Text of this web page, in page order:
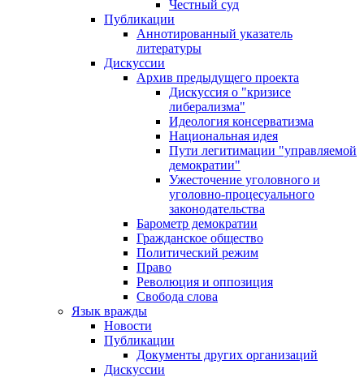
Честный суд
Публикации
Аннотированный указатель
литературы
Дискуссии
Архив предыдущего проекта
Дискуссия о "кризисе
либерализма"
Идеология консерватизма
Национальная идея
Пути легитимации "управляемой
демократии"
Ужесточение уголовного и
уголовно-процесуального
законодательства
Барометр демократии
Гражданское общество
Политический режим
Право
Революция и оппозиция
Свобода слова
Язык вражды
Новости
Публикации
Документы других организаций
Дискуссии